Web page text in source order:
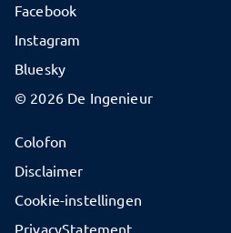
© 2026 De Ingenieur
Colofon
Disclaimer
Cookie-instellingen
PrivacyStatement
Facebook
Instagram
Bluesky